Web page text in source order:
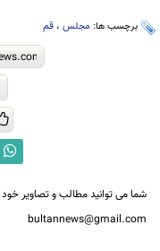
برچسب ها: مجلس ، قم
شما می توانید مطالب و تصاویر خود
bultannews@gmail.com